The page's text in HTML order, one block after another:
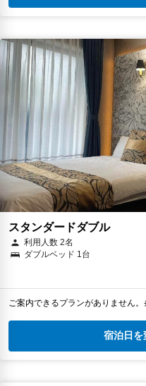
スタンダードダブル
利用人数 2名
ダブルベッド 1台
ご案内できるプランがありません
宿泊日を